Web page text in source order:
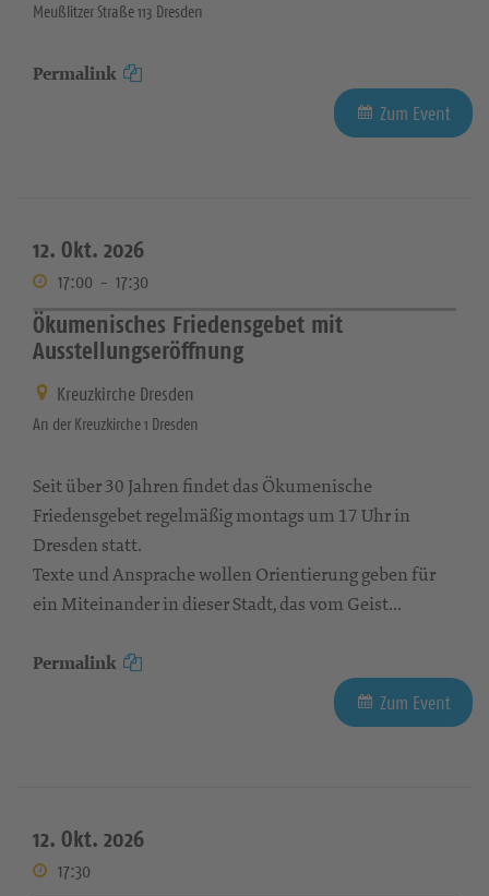
Meußlitzer Straße 113 Dresden
Permalink
Zum Event
12. Okt. 2026
17:00 - 17:30
Ökumenisches Friedensgebet mit
Ausstellungseröffnung
Kreuzkirche Dresden
An der Kreuzkirche 1 Dresden
Seit über 30 Jahren findet das Ökumenische
Friedensgebet regelmäßig montags um 17 Uhr in
Dresden statt.
Texte und Ansprache wollen Orientierung geben für
ein Miteinander in dieser Stadt, das vom Geist...
Permalink
Zum Event
12. Okt. 2026
17:30